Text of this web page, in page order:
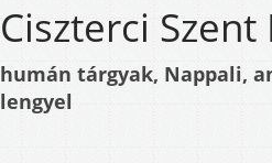
Ciszterci
humán tárgyak, Nappali,
lengyel